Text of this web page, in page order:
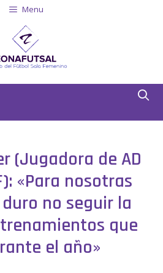
Menu
(Jugadora de AD
«Para nosotras
no seguir la
que
el año»